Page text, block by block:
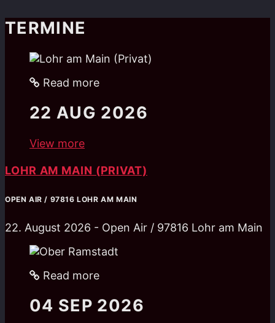
TERMINE
Read more
22 AUG 2026
View more
LOHR AM MAIN (PRIVAT)
OPEN AIR / 97816 LOHR AM MAIN
22. August 2026 - Open Air / 97816 Lohr am Main
Read more
04 SEP 2026